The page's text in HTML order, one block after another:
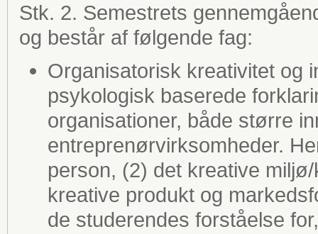
Stk. 2. Semestrets
og består af følgende fag:
Organisatorisk kreativitet og
psykologisk baserede
organisationer, både større
entreprenørvirksomheder.
person, (2) det kreative
kreative produkt og
de studerendes forståelse